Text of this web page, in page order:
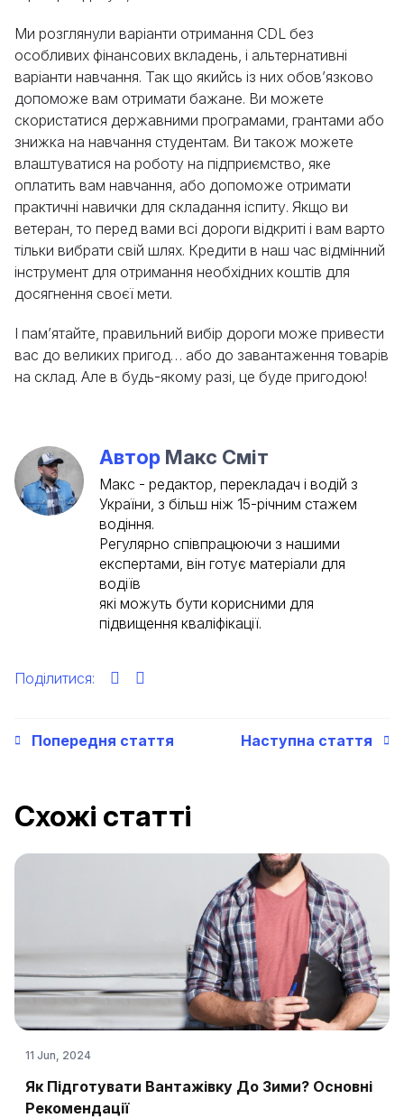
Ми розглянули варіанти отримання CDL без
особливих фінансових вкладень, і альтернативні
варіанти навчання. Так що якийсь із них обов’язково
допоможе вам отримати бажане. Ви можете
скористатися державними програмами, грантами або
знижка на навчання студентам. Ви також можете
влаштуватися на роботу на підприємство, яке
оплатить вам навчання, або допоможе отримати
практичні навички для складання іспиту. Якщо ви
ветеран, то перед вами всі дороги відкриті і вам варто
тільки вибрати свій шлях. Кредити в наш час відмінний
інструмент для отримання необхідних коштів для
досягнення своєї мети.
І пам’ятайте, правильний вибір дороги може привести
вас до великих пригод… або до завантаження товарів
на склад. Але в будь-якому разі, це буде пригодою!
Автор Макс Сміт
Макс - редактор, перекладач і водій з
України, з більш ніж 15-річним стажем
водіння.
Регулярно співпрацюючи з нашими
експертами, він готує матеріали для
водіїв
які можуть бути корисними для
підвищення кваліфікації.
Поділитися:
Попередня стаття Наступна стаття
Схожі статті
11 Jun, 2024
Як Підготувати Вантажівку До Зими? Основні
Рекомендації